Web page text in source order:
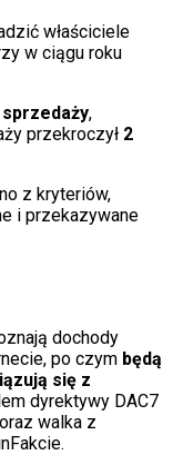
właściciele
w ciągu roku
,
przekroczył 2
z kryteriów,
i przekazywane
dochody
po czym będą
się z
dyrektywy DAC7
walka z